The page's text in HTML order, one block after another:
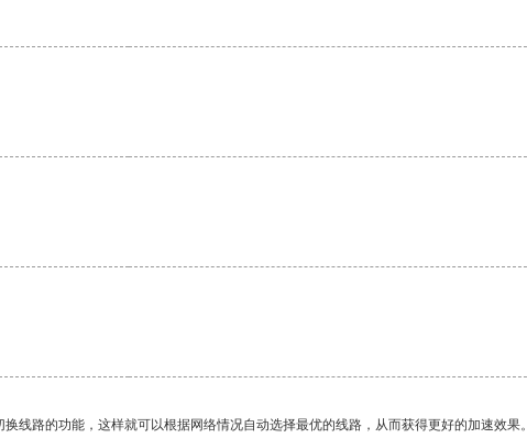
线路的功能，这样就可以根据网络情况自动选择最优的线路，从而获得更好的加速效果。